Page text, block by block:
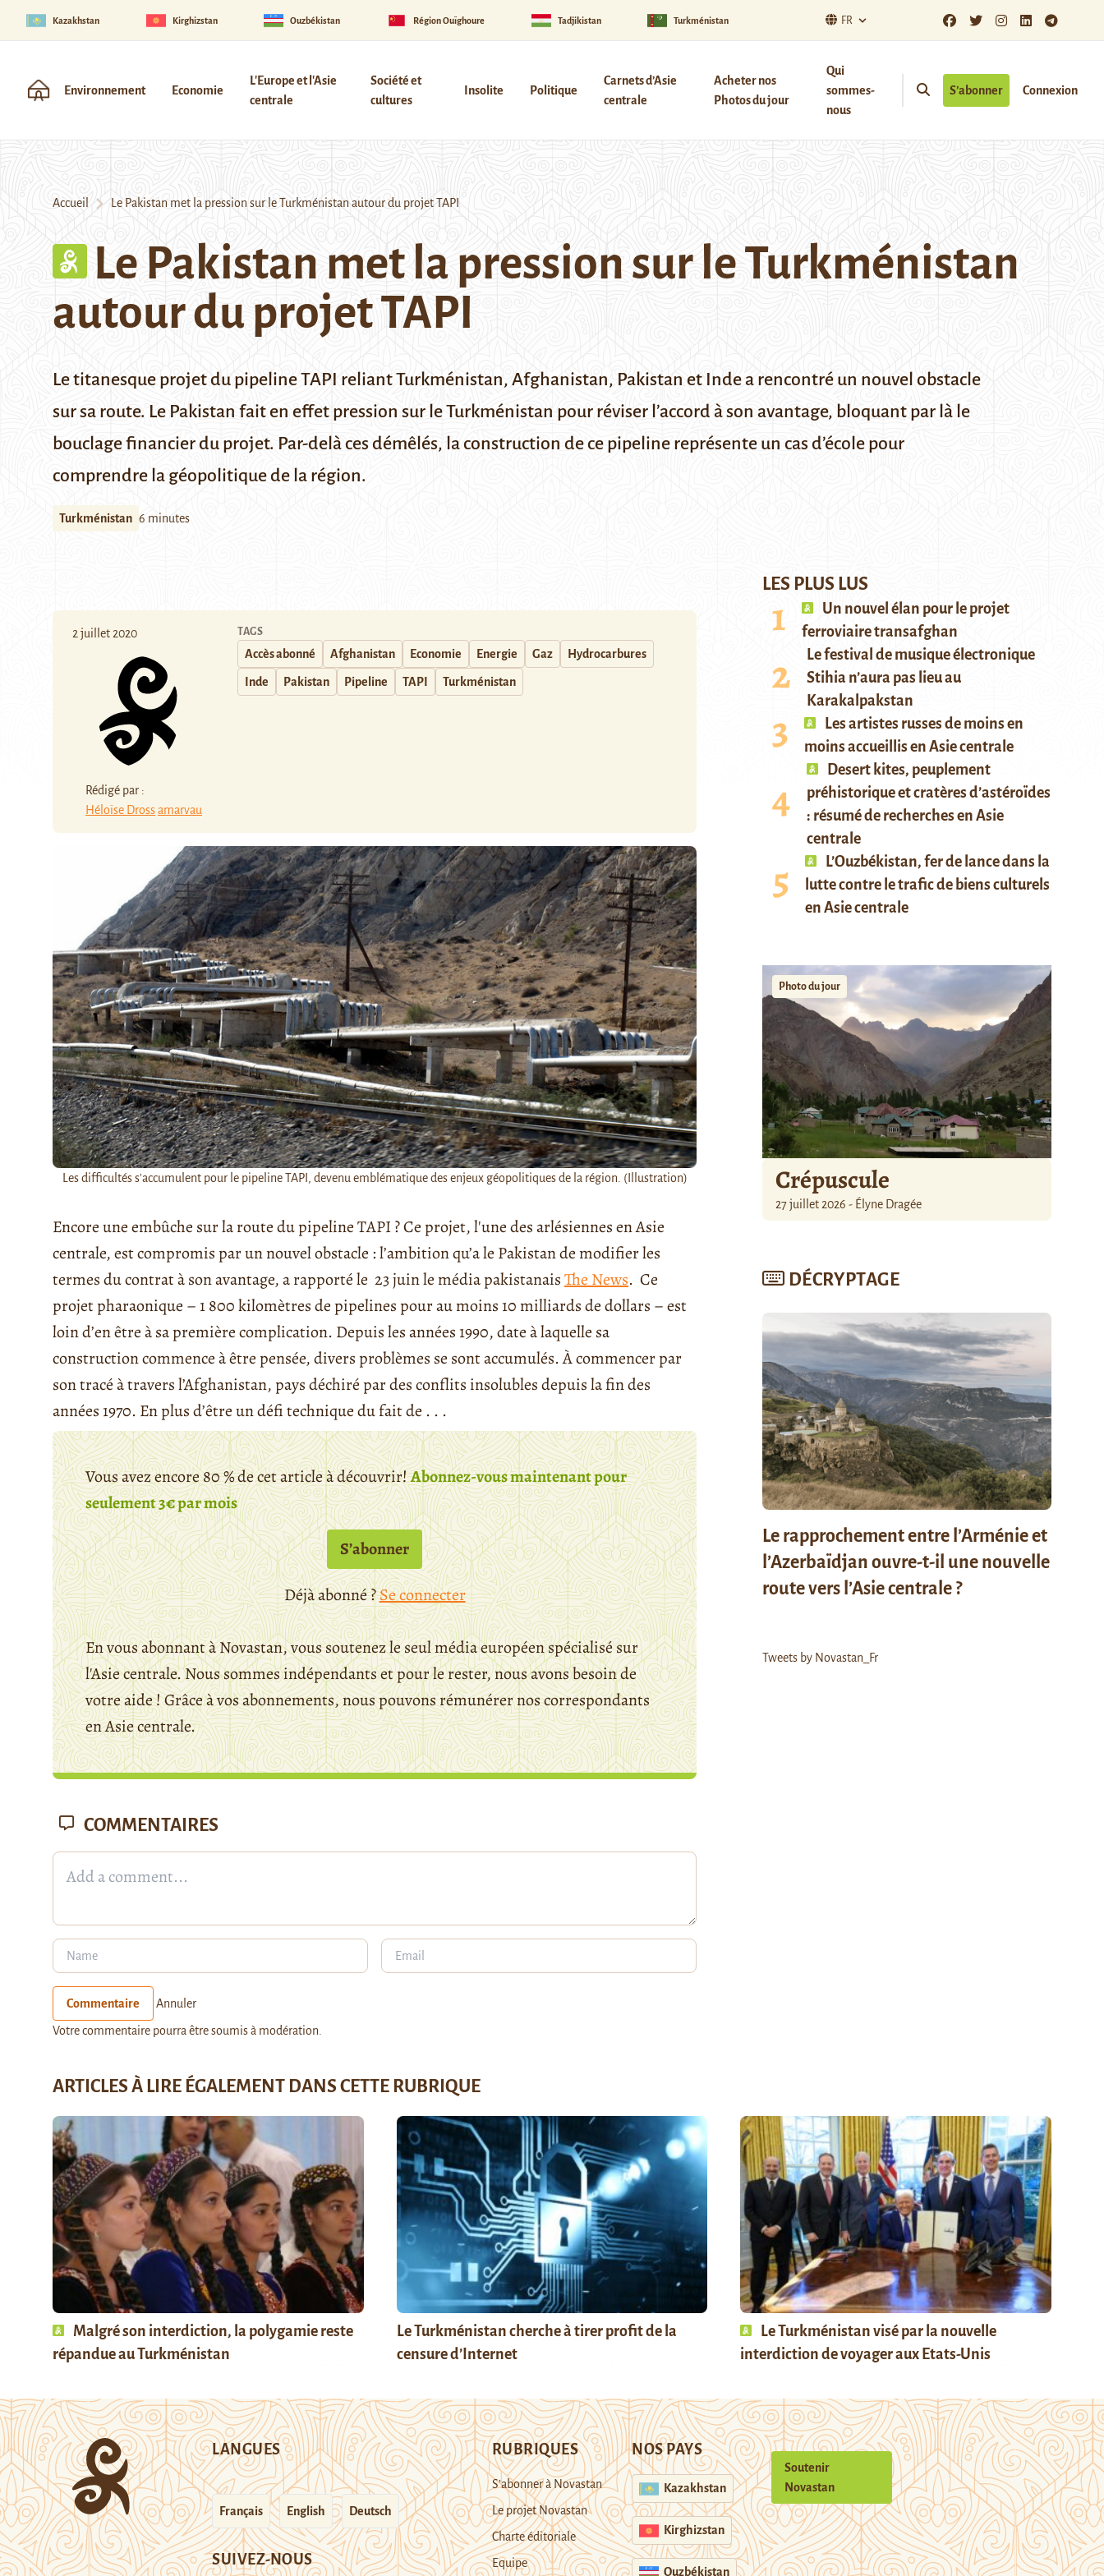
Kazakhstan Kirghizstan Ouzbékistan Région Ouïghoure Tadjikistan Turkménistan FR
Environnement Economie
L'Europe et l'Asie
centrale
Société et
cultures
Insolite Politique
Carnets d’Asie
centrale
Acheter nos
Photos du jour
Qui
sommes-
nous
S’abonner Connexion
Accueil Le Pakistan met la pression sur le Turkménistan autour du projet TAPI
Le Pakistan met la pression sur le Turkménistan
autour du projet TAPI
Le titanesque projet du pipeline TAPI reliant Turkménistan, Afghanistan, Pakistan et Inde a rencontré un nouvel obstacle
sur sa route. Le Pakistan fait en effet pression sur le Turkménistan pour réviser l’accord à son avantage, bloquant par là le
bouclage financier du projet. Par-delà ces démêlés, la construction de ce pipeline représente un cas d’école pour
comprendre la géopolitique de la région.
Turkménistan 6 minutes
2 juillet 2020
Rédigé par :
Héloïse Drossamarvau
TAGS
Accès abonné Afghanistan Economie Energie Gaz Hydrocarbures
Inde Pakistan Pipeline TAPI Turkménistan
Les difficultés s'accumulent pour le pipeline TAPI, devenu emblématique des enjeux géopolitiques de la région. (Illustration)
Encore une embûche sur la route du pipeline TAPI ? Ce projet, l'une des arlésiennes en Asie
centrale, est compromis par un nouvel obstacle : l’ambition qu’a le Pakistan de modifier les
termes du contrat à son avantage, a rapporté le 23 juin le média pakistanaisThe News. Ce
projet pharaonique – 1 800 kilomètres de pipelines pour au moins 10 milliards de dollars – est
loin d’en être à sa première complication. Depuis les années 1990, date à laquelle sa
construction commence à être pensée, divers problèmes se sont accumulés. À commencer par
son tracé à travers l’Afghanistan, pays déchiré par des conflits insolubles depuis la fin des
années 1970. En plus d’être un défi technique du fait de . . .
Vous avez encore 80 % de cet article à découvrir!Abonnez-vous maintenant pour
seulement 3€ par mois
S’abonner
Déjà abonné ?Se connecter
En vous abonnant à Novastan, vous soutenez le seul média européen spécialisé sur
l'Asie centrale. Nous sommes indépendants et pour le rester, nous avons besoin de
votre aide ! Grâce à vos abonnements, nous pouvons rémunérer nos correspondants
en Asie centrale.
LES PLUS LUS
Un nouvel élan pour le projet
ferroviaire transafghan
Le festival de musique électronique
Stihia n’aura pas lieu au
Karakalpakstan
Les artistes russes de moins en
moins accueillis en Asie centrale
Desert kites, peuplement
préhistorique et cratères d’astéroïdes
: résumé de recherches en Asie
centrale
L’Ouzbékistan, fer de lance dans la
lutte contre le trafic de biens culturels
en Asie centrale
Photo du jour
Crépuscule
27 juillet 2026 - Élyne Dragée
DÉCRYPTAGE
Le rapprochement entre l’Arménie et
l’Azerbaïdjan ouvre-t-il une nouvelle
route vers l’Asie centrale ?
Tweets by Novastan_Fr
COMMENTAIRES
Commentaire Annuler
Votre commentaire pourra être soumis à modération.
ARTICLES À LIRE ÉGALEMENT DANS CETTE RUBRIQUE
Malgré son interdiction, la polygamie reste
répandue au Turkménistan
Le Turkménistan cherche à tirer profit de la
censure d’Internet
Le Turkménistan visé par la nouvelle
interdiction de voyager aux Etats-Unis
LANGUES
Français English Deutsch
SUIVEZ-NOUS
RUBRIQUES
S’abonner à Novastan
Le projet Novastan
Charte éditoriale
Equipe
NOS PAYS
Kazakhstan
Kirghizstan
Ouzbékistan
Soutenir
Novastan